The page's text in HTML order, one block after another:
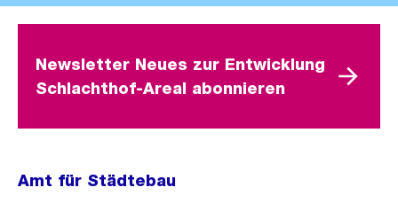
Newsletter Neues zur Entwicklung
Schlachthof-Areal abonnieren
Amt für Städtebau